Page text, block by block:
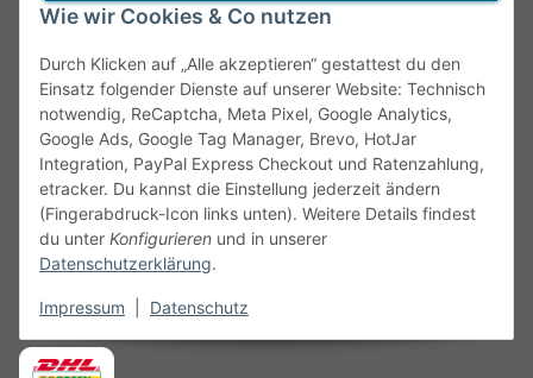
Wie wir Cookies & Co nutzen
Durch Klicken auf „Alle akzeptieren“ gestattest du den
Einsatz folgender Dienste auf unserer Website: Technisch
notwendig, ReCaptcha, Meta Pixel, Google Analytics,
Google Ads, Google Tag Manager, Brevo, HotJar
Integration, PayPal Express Checkout und Ratenzahlung,
etracker. Du kannst die Einstellung jederzeit ändern
(Fingerabdruck-Icon links unten). Weitere Details findest
du unter Konfigurieren und in unserer
Datenschutzerklärung.
Impressum Datenschutz
Zahlungsmöglichkeiten
Versandinformationen